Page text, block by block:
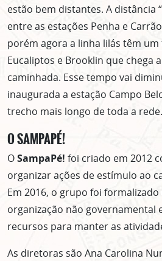
estão bem distantes. A distância
entre as estações Penha e
porém agora a linha lilás têm
Eucaliptos e Brooklin que chega
caminhada. Esse tempo vai
inaugurada a estação Campo
trecho mais longo de toda a rede.
O SAMPAPÉ!
OSampaPé! foi criado em 2012
organizar ações de estímulo ao
Em 2016, o grupo foi
organização não governamental
recursos para manter as
As diretoras são Ana Carolina